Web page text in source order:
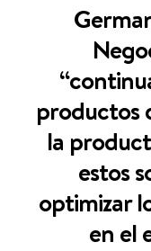
productos
la
estos
optimizar
en el